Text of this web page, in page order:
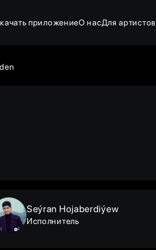
приложениеО насДля артистов
Seýran Hojaberdiýew
Исполнитель